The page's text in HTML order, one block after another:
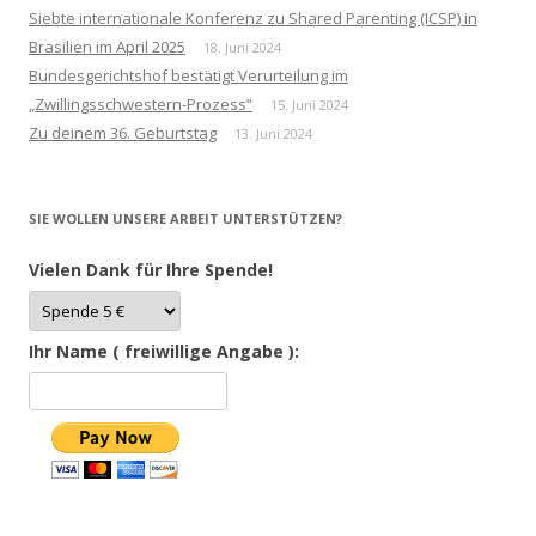
Siebte internationale Konferenz zu Shared Parenting (ICSP) in
Brasilien im April 2025
18. Juni 2024
Bundesgerichtshof bestätigt Verurteilung im
„Zwillingsschwestern-Prozess“
15. Juni 2024
Zu deinem 36. Geburtstag 13. Juni 2024
SIE WOLLEN UNSERE ARBEIT UNTERSTÜTZEN?
Vielen Dank für Ihre Spende!
Ihr Name ( freiwillige Angabe ):